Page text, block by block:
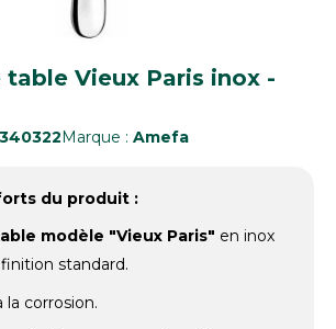
table Vieux Paris inox -
Marque : Amefa
du produit :
modèle "Vieux Paris" en inox
standard.
la corrosion.